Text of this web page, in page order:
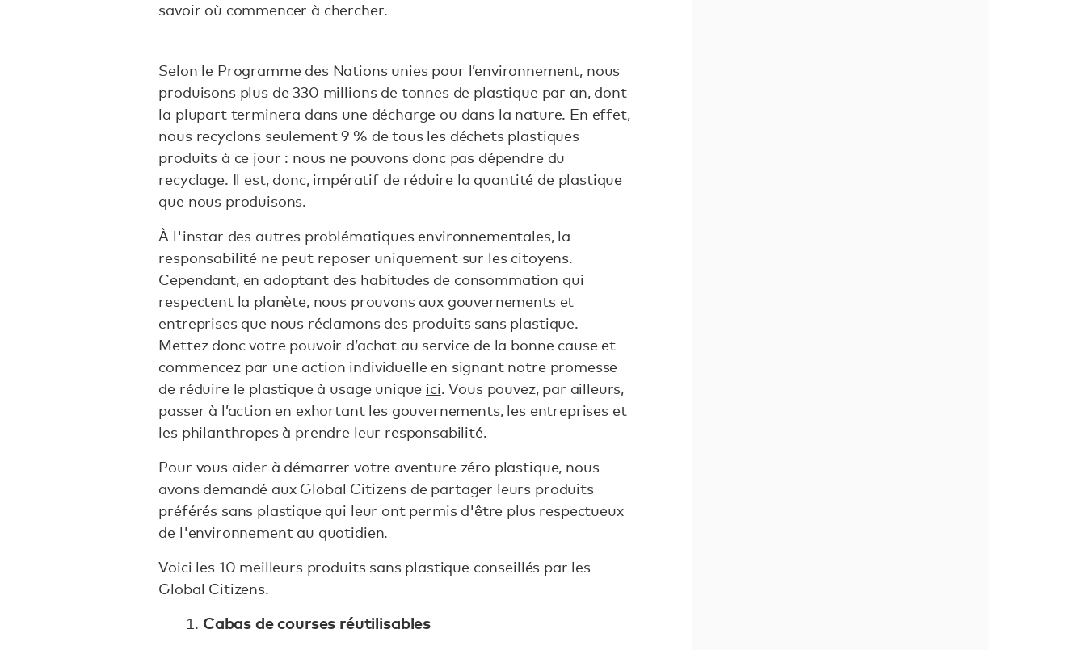
savoir où commencer à chercher.
Selon le Programme des Nations unies pour l’environnement, nous
produisons plus de330 millions de tonnesde plastique par an, dont
la plupart terminera dans une décharge ou dans la nature. En effet,
nous recyclons seulement 9 % de tous les déchets plastiques
produits à ce jour : nous ne pouvons donc pas dépendre du
recyclage. Il est, donc, impératif de réduire la quantité de plastique
que nous produisons.
À l'instar des autres problématiques environnementales, la
responsabilité ne peut reposer uniquement sur les citoyens.
Cependant, en adoptant des habitudes de consommation qui
respectent la planète, nous prouvons aux gouvernementset
entreprises que nous réclamons des produits sans plastique.
Mettez donc votre pouvoir d’achat au service de la bonne cause et
commencez par une action individuelle en signant notre promesse
de réduire le plastique à usage unique ici. Vous pouvez, par ailleurs,
passer à l’action en exhortantles gouvernements, les entreprises et
les philanthropes à prendre leur responsabilité.
Pour vous aider à démarrer votre aventure zéro plastique, nous
avons demandé aux Global Citizens de partager leurs produits
préférés sans plastique qui leur ont permis d'être plus respectueux
de l'environnement au quotidien.
Voici les 10 meilleurs produits sans plastique conseillés par les
Global Citizens.
Cabas de courses réutilisables